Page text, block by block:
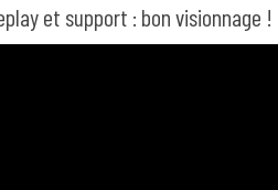
et support : bon visionnage !